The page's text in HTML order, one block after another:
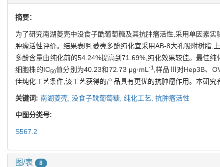
摘要：
为了研究南湖菱壳中没食子酰葡萄糖及其抗肿瘤活性,采用单因素
肿瘤活性评价。结果表明,菱壳多酚纯化宜采用AB-8大孔吸附树脂,
多酚含量由纯化前的54.24%提高到71.69%,纯化效果较佳。最佳
细胞株的IC50值分别为40.23和72.73 μg·mL -1,样品Ⅲ对Hep3B、
佳纯化工艺条件,该工艺获得的产品具有更优的抗肿瘤作用。本研
关键词: 南湖菱壳, 没食子酰葡萄糖, 纯化工艺, 抗肿瘤活性
中图分类号:
S567.2
图/表 8